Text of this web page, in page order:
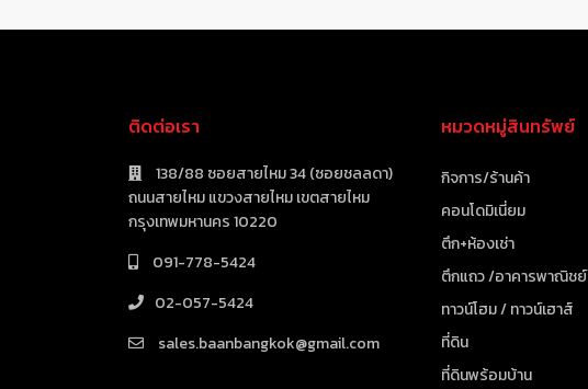
ติดต่อเรา
138/88 ซอยสายไหม 34 (ซอยชลลดา)
ถนนสายไหม แขวงสายไหม เขตสายไหม
กรุงเทพมหานคร 10220
091-778-5424
02-057-5424
sales.baanbangkok@gmail.com
หมวดหมู่สินทรัพย์
กิจการ/ร้านค้า
คอนโดมิเนี่ยม
ตึก+ห้องเช่า
ตึกแถว /อาคารพาณิชย์
ทาวน์โฮม / ทาวน์เฮาส์
ที่ดิน
ที่ดินพร้อมบ้าน